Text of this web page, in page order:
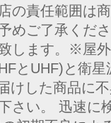
の責任範囲は
めご了承くだ
します。※屋
とUHF)と衛
けした商品に
さい。 迅速に